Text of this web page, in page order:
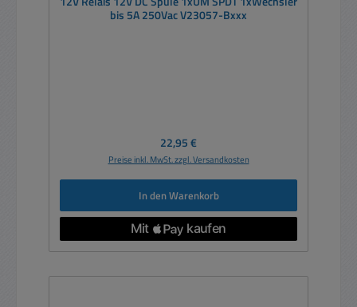
bis 5A 250Vac V23057-Bxxx
Regulärer Preis:
22,95 €
Preise inkl. MwSt. zzgl. Versandkosten
In den Warenkorb